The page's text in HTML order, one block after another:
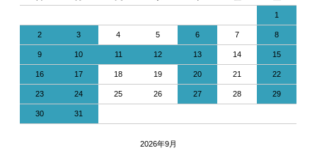
1
2 3 4 5 6 7 8
9 10 11 12 13 14 15
16 17 18 19 20 21 22
23 24 25 26 27 28 29
30 31
2026年9月